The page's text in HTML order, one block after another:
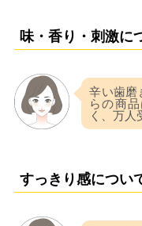
味・香り・刺激に
辛い歯磨
らの商
く、万人
すっきり感につい